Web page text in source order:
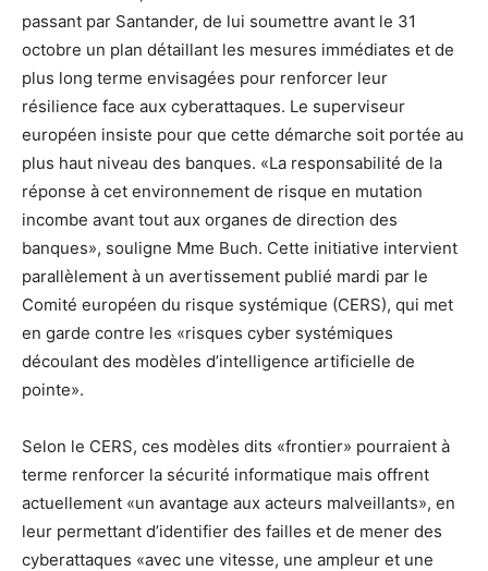
passant par Santander, de lui soumettre avant le 31
octobre un plan détaillant les mesures immédiates et de
plus long terme envisagées pour renforcer leur
résilience face aux cyberattaques. Le superviseur
européen insiste pour que cette démarche soit portée au
plus haut niveau des banques. «La responsabilité de la
réponse à cet environnement de risque en mutation
incombe avant tout aux organes de direction des
banques», souligne Mme Buch. Cette initiative intervient
parallèlement à un avertissement publié mardi par le
Comité européen du risque systémique (CERS), qui met
en garde contre les «risques cyber systémiques
découlant des modèles d’intelligence artificielle de
pointe».
Selon le CERS, ces modèles dits «frontier» pourraient à
terme renforcer la sécurité informatique mais offrent
actuellement «un avantage aux acteurs malveillants», en
leur permettant d’identifier des failles et de mener des
cyberattaques «avec une vitesse, une ampleur et une